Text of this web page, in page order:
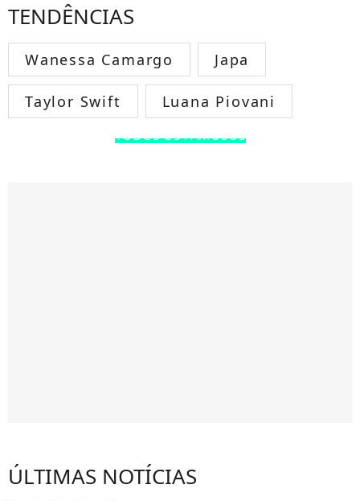
TENDÊNCIAS
Wanessa Camargo Japa
Taylor Swift Luana Piovani
TODOS OS FAMOSOS
ÚLTIMAS NOTÍCIAS